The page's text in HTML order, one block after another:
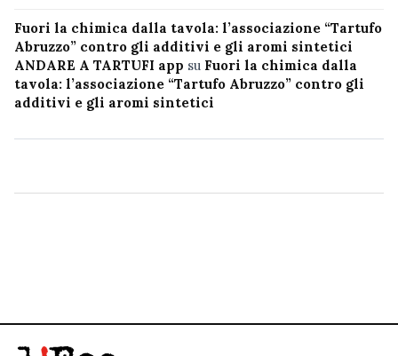
Fuori la chimica dalla tavola: l’associazione “Tartufo
Abruzzo” contro gli additivi e gli aromi sintetici
ANDARE A TARTUFI app su Fuori la chimica dalla
tavola: l’associazione “Tartufo Abruzzo” contro gli
additivi e gli aromi sintetici